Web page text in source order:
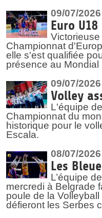
09/07/2026
Euro
Championnat
elle s'est qualifiée
présence au
09/07/2026
Volley
L'équipe
Championnat du
historique pour le
Escala.
08/07/2026
Les
L’équipe
mercredi à Belgrade
poule de la
défieront les Serbes